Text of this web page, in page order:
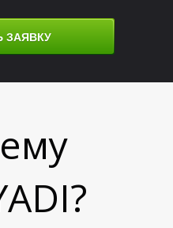
ЗАЯВКУ